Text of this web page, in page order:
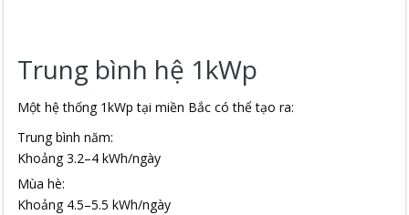
Trung bình hệ 1kWp
Một hệ thống 1kWp tại miền Bắc có thể tạo ra:
Trung bình năm:
Khoảng 3.2–4 kWh/ngày
Mùa hè:
Khoảng 4.5–5.5 kWh/ngày